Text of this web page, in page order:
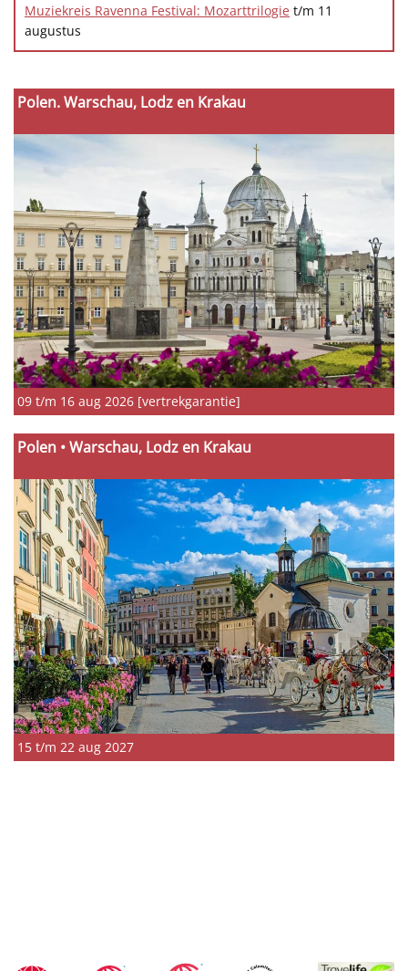
Polen. Warschau, Lodz en Krakau
09 t/m 16 aug 2026 [vertrekgarantie]
Polen • Warschau, Lodz en Krakau
15 t/m 22 aug 2027
Muziekreis Ravenna Festival: Mozarttrilogie t/m 11
augustus